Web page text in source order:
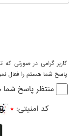
کاربر گرامی در صورتی
پاسخ شما هستم را فعال
منتظر پاسخ
:
* کد امنیتی